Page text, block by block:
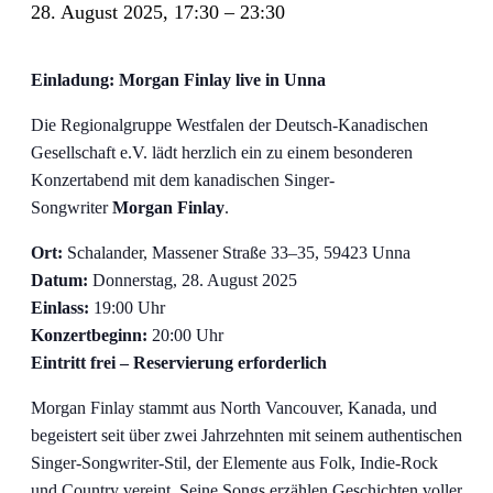
28. August 2025, 17:30 – 23:30
Einladung: Morgan Finlay live in Unna
Die Regionalgruppe Westfalen der Deutsch-Kanadischen
Gesellschaft e.V. lädt herzlich ein zu einem besonderen
Konzertabend mit dem kanadischen Singer-
SongwriterMorgan Finlay.
Ort: Schalander, Massener Straße 33–35, 59423 Unna
Datum: Donnerstag, 28. August 2025
Einlass: 19:00 Uhr
Konzertbeginn: 20:00 Uhr
Eintritt frei – Reservierung erforderlich
Morgan Finlay stammt aus North Vancouver, Kanada, und
begeistert seit über zwei Jahrzehnten mit seinem authentischen
Singer-Songwriter-Stil, der Elemente aus Folk, Indie-Rock